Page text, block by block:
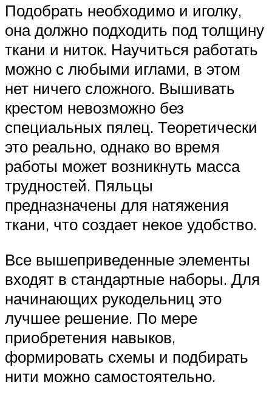
Подобрать необходимо и иголку,
она должно подходить под толщину
ткани и ниток. Научиться работать
можно с любыми иглами, в этом
нет ничего сложного. Вышивать
крестом невозможно без
специальных пялец. Теоретически
это реально, однако во время
работы может возникнуть масса
трудностей. Пяльцы
предназначены для натяжения
ткани, что создает некое удобство.
Все вышеприведенные элементы
входят в стандартные наборы. Для
начинающих рукодельниц это
лучшее решение. По мере
приобретения навыков,
формировать схемы и подбирать
нити можно самостоятельно.